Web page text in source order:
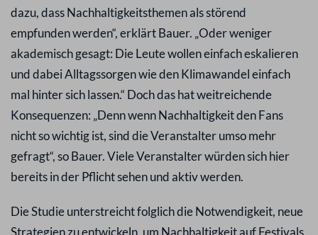
dazu, dass Nachhaltigkeitsthemen als störend
empfunden werden“, erklärt Bauer. „Oder weniger
akademisch gesagt: Die Leute wollen einfach eskalieren
und dabei Alltagssorgen wie den Klimawandel einfach
mal hinter sich lassen.“ Doch das hat weitreichende
Konsequenzen: „Denn wenn Nachhaltigkeit den Fans
nicht so wichtig ist, sind die Veranstalter umso mehr
gefragt“, so Bauer. Viele Veranstalter würden sich hier
bereits in der Pflicht sehen und aktiv werden.
Die Studie unterstreicht folglich die Notwendigkeit, neue
Strategien zu entwickeln, um Nachhaltigkeit auf Festivals